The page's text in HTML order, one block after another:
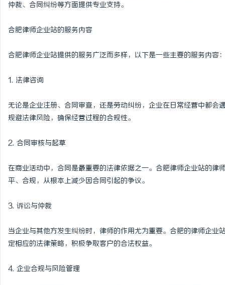
仲裁、合同纠纷等方面提供专业支持。
合肥律师企业站的服务内容
合肥律师企业站提供的服务广泛而多样，以下是一些主要的服务内容
1. 法律咨询
无论是企业注册、合同审查，还是劳动纠纷，企业在日常经营中都
规避法律风险，确保经营过程的合规性。
2. 合同审核与起草
在商业活动中，合同是最重要的法律依据之一。合肥律师企业站的
平、合规，从根本上减少因合同引起的争议。
3. 诉讼与仲裁
当企业与其他方发生纠纷时，律师的作用尤为重要。合肥的律师企
定相应的法律策略，积极争取客户的合法权益。
4. 企业合规与风险管理
ai却天天给他免费派单？